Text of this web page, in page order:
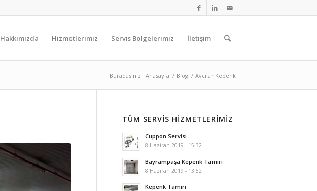
Hakkımızda Hizmetlerimiz Servis Bölgelerimiz İletişim
Buradasınız: Anasayfa / Blog / Avcılar Kepenk
TÜM SERVIS HIZMETLERIMIZ
Cuppon Servisi
8 Haziran 2019 - 15:32
Bayrampaşa Kepenk Tamiri
8 Haziran 2019 - 13:52
Kepenk Tamiri